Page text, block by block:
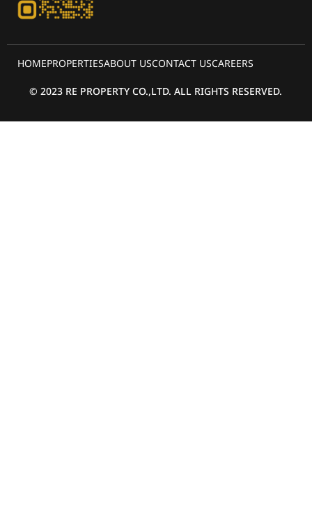
HOMEPROPERTIESABOUT USCONTACT USCAREERS
© 2023 RE PROPERTY CO.,LTD. ALL RIGHTS RESERVED.